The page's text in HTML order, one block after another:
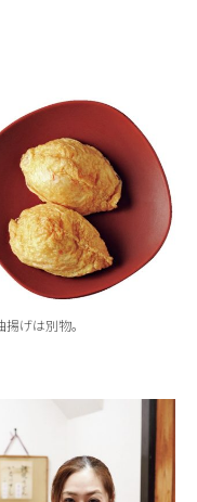
げは別物。